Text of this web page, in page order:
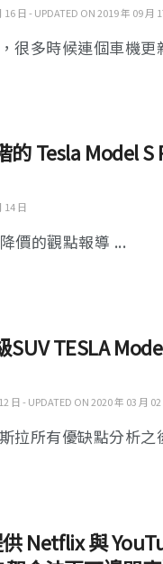
日 - UPDATED ON 2019 年 09 月
很多時候連個車機更
Tesla Model S
14 日
價的觀點報導 ...
TESLA
日 - UPDATED ON 2020 年 03 月 02
拉所有優缺點分析之
Netflix 與